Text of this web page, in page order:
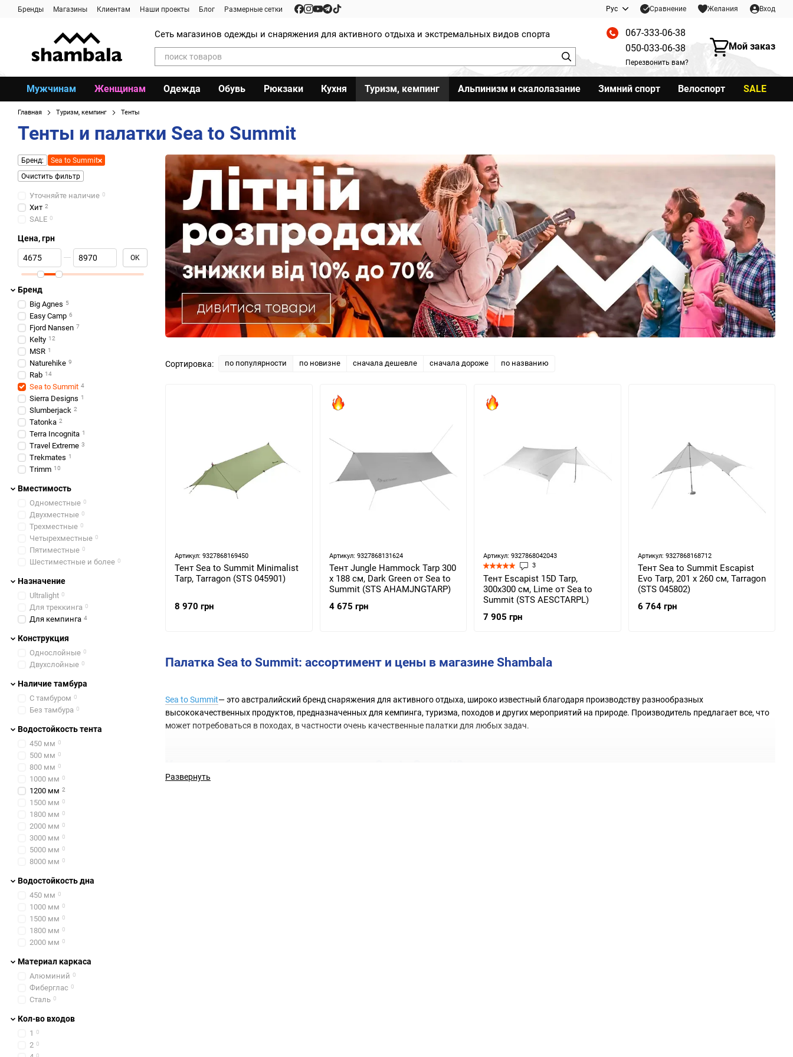
Перейти к основному контенту
Бренды Магазины Клиентам Наши проекты Блог Размерные сетки Рус Сравнение Желания Вход
Сеть магазинов одежды и снаряжения для активного отдыха и экстремальных видов спорта
067-333-06-38
050-033-06-38
Перезвонить вам?
Мой заказ
Мужчинам Женщинам Одежда Обувь Рюкзаки Кухня Туризм, кемпинг Альпинизм и скалолазание Зимний спорт Велоспорт SALE
Главная Туризм, кемпинг Тенты
Тенты и палатки Sea to Summit
Сортировка: по популярности по новизне сначала дешевле сначала дороже по названию
Палатка Sea to Summit: ассортимент и цены в магазине Shambala
Sea to Summit— это австралийский бренд снаряжения для активного отдыха, широко известный благодаря производству разнообразных
высококачественных продуктов, предназначенных для кемпинга, туризма, походов и других мероприятий на природе. Производитель предлагает все, что
может потребоваться в походах, в частности очень качественные палатки для любых задач.
Развернуть
Артикул: 9327868169450
Тент Sea to Summit Minimalist
Tarp, Tarragon (STS 045901)
8 970 грн
Артикул: 9327868131624
Тент Jungle Hammock Tarp 300
x 188 см, Dark Green от Sea to
Summit (STS AHAMJNGTARP)
4 675 грн
Артикул: 9327868042043
3
Тент Escapist 15D Tarp,
300х300 см, Lime от Sea to
Summit (STS AESCTARPL)
7 905 грн
Артикул: 9327868168712
Тент Sea to Summit Escapist
Evo Tarp, 201 x 260 см, Tarragon
(STS 045802)
6 764 грн
Бренд:
Sea to Summit
Очистить фильтр
Уточняйте наличие 0
Хит 2
SALE 0
Цена, грн
От Цена, грн
До Цена, грн OK
Бренд
Big Agnes 5
Easy Camp 6
Fjord Nansen 7
Kelty 12
MSR 1
Naturehike 9
Rab 14
Sea to Summit 4
Sierra Designs 1
Slumberjack 2
Tatonka 2
Terra Incognita 1
Travel Extreme 3
Trekmates 1
Trimm 10
Вместимость
Одноместные 0
Двухместные 0
Трехместные 0
Четырехместные 0
Пятиместные 0
Шестиместные и более 0
Назначение
Ultralight 0
Для треккинга 0
Для кемпинга 4
Конструкция
Однослойные 0
Двухслойные 0
Наличие тамбура
С тамбуром 0
Без тамбура 0
Водостойкость тента
450 мм 0
500 мм 0
800 мм 0
1000 мм 0
1200 мм 2
1500 мм 0
1800 мм 0
2000 мм 0
3000 мм 0
5000 мм 0
8000 мм 0
Водостойкость дна
450 мм 0
1000 мм 0
1500 мм 0
1800 мм 0
2000 мм 0
Материал каркаса
Алюминий 0
Фиберглас 0
Сталь 0
Кол-во входов
1 0
2 0
0